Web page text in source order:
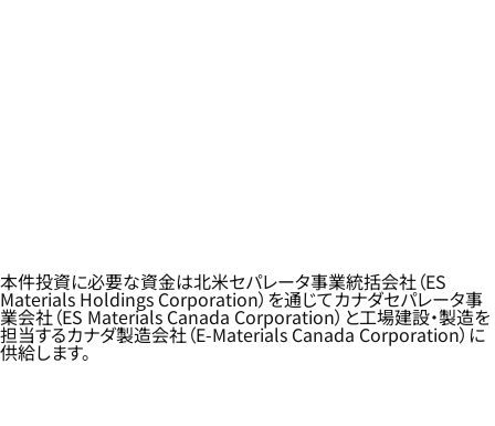
本件投資に必要な資金は北米セパレータ事業統括会社（ES
Materials Holdings Corporation）を通じてカナダセパレータ事
業会社（ES Materials Canada Corporation）と工場建設・製造を
担当するカナダ製造会社（E-Materials Canada Corporation）に
供給します。